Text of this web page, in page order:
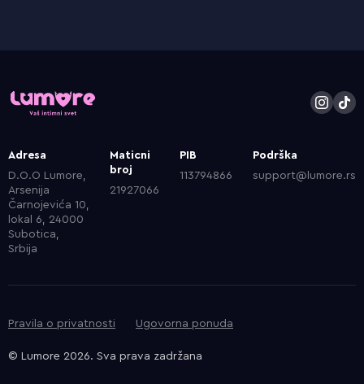
Adresa
D.O.O Lumore,
Arsenija
Čarnojevića 10,
lokal 6, 24000
Subotica,
Srbija
Maticni
broj
21927066
PIB
113794866
Podrška
support@lumore.rs
Pravila o privatnosti Ugovorna ponuda
© Lumore 2026. Sva prava zadržana